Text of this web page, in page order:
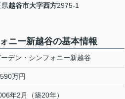
越谷市大字西方2975-1
ニー新越谷の基本情報
ーデン・シンフォニー新越谷
万円
年2月（築20年）